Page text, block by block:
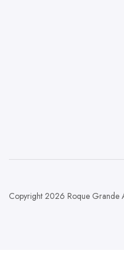
Copyright 2026 Roque Grande